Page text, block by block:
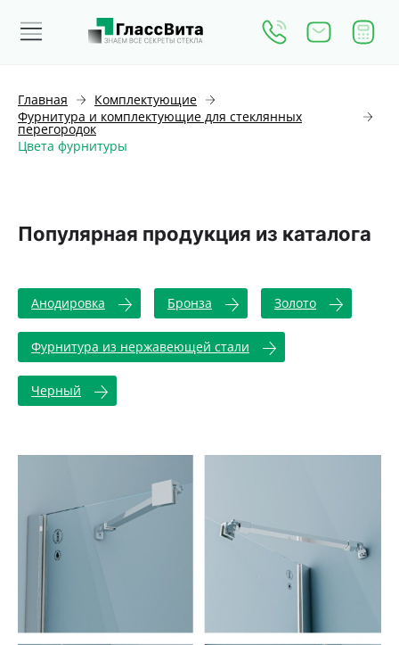
Главная
Комплектующие
Фурнитура и комплектующие для стеклянных
перегородок
Цвета фурнитуры
Популярная продукция из каталога
Анодировка Бронза Золото
Фурнитура из нержавеющей стали
Черный